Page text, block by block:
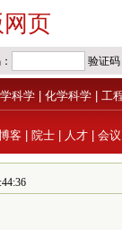
页
科学 化学科学 工
客 院士 人才 会议